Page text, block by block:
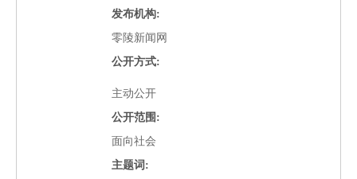
发布机构:
零陵新闻网
公开方式:
主动公开
公开范围:
面向社会
主题词: